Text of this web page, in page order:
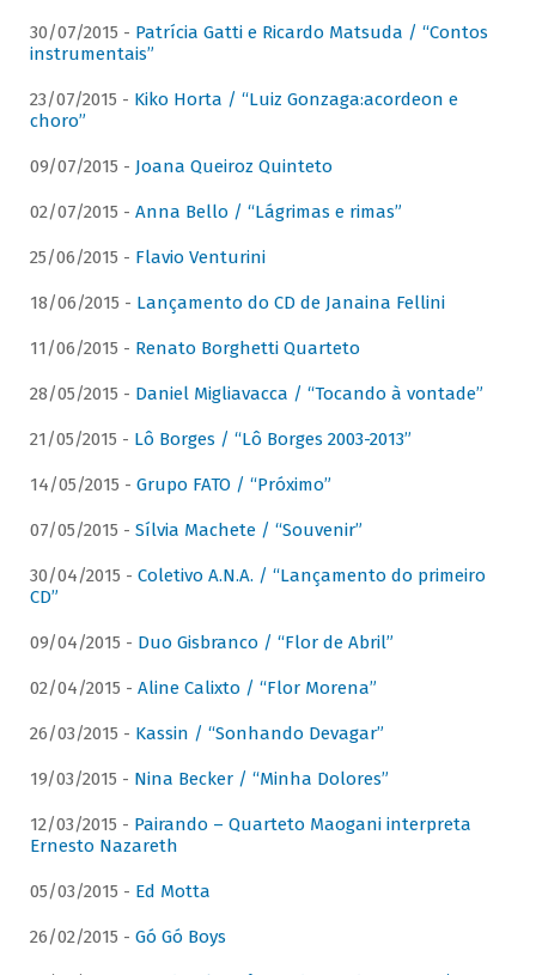
30/07/2015 - Patrícia Gatti e Ricardo Matsuda / “Contos
instrumentais”
23/07/2015 - Kiko Horta / “Luiz Gonzaga:acordeon e
choro”
09/07/2015 - Joana Queiroz Quinteto
02/07/2015 - Anna Bello / “Lágrimas e rimas”
25/06/2015 - Flavio Venturini
18/06/2015 - Lançamento do CD de Janaina Fellini
11/06/2015 - Renato Borghetti Quarteto
28/05/2015 - Daniel Migliavacca / “Tocando à vontade”
21/05/2015 - Lô Borges / “Lô Borges 2003-2013”
14/05/2015 - Grupo FATO / “Próximo”
07/05/2015 - Sílvia Machete / “Souvenir”
30/04/2015 - Coletivo A.N.A. / “Lançamento do primeiro
CD”
09/04/2015 - Duo Gisbranco / “Flor de Abril”
02/04/2015 - Aline Calixto / “Flor Morena”
26/03/2015 - Kassin / “Sonhando Devagar”
19/03/2015 - Nina Becker / “Minha Dolores”
12/03/2015 - Pairando – Quarteto Maogani interpreta
Ernesto Nazareth
05/03/2015 - Ed Motta
26/02/2015 - Gó Gó Boys